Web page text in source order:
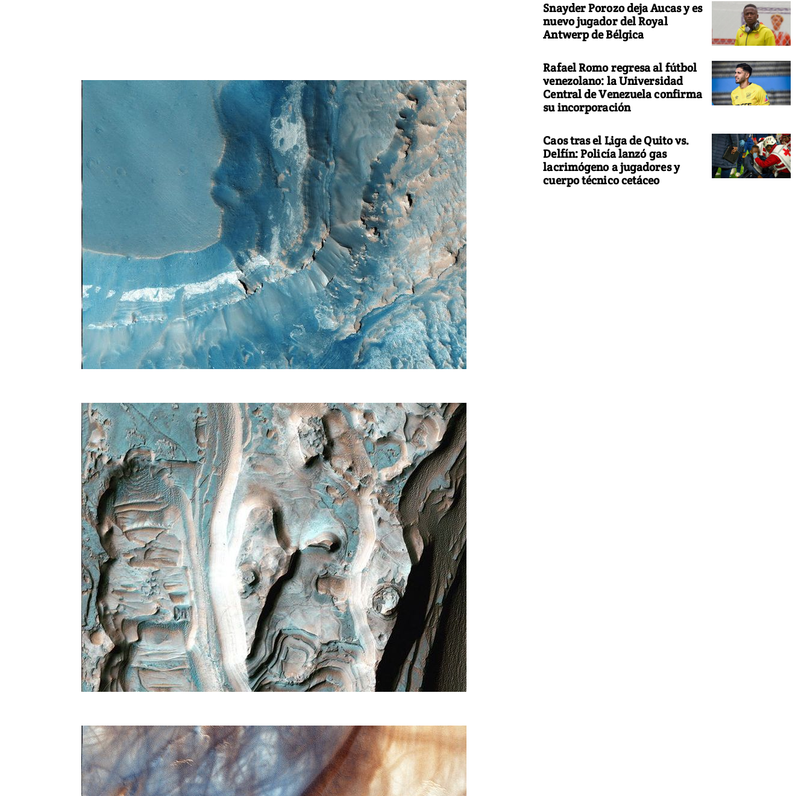
Snayder Porozo deja Aucas y es
nuevo jugador del Royal
Antwerp de Bélgica
Rafael Romo regresa al fútbol
venezolano: la Universidad
Central de Venezuela confirma
su incorporación
Caos tras el Liga de Quito vs.
Delfín: Policía lanzó gas
lacrimógeno a jugadores y
cuerpo técnico cetáceo